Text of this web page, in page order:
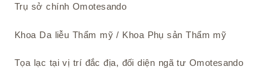
Trụ sở chính Omotesando
Khoa Da liễu Thẩm mỹ / Khoa Phụ sản Thẩm mỹ
Tọa lạc tại vị trí đắc địa, đối diện ngã tư Omotesando